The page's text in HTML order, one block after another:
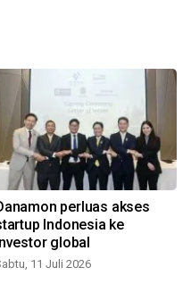
perluas akses
Indonesia ke
global
11 Juli 2026